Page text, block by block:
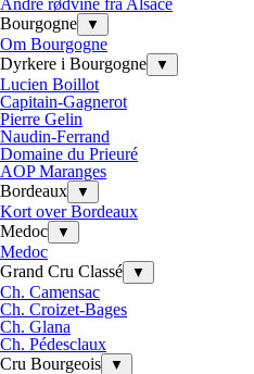
Andre rødvine fra Alsace
Bourgogne
▼
Om Bourgogne
Dyrkere i Bourgogne
▼
Lucien Boillot
Capitain-Gagnerot
Pierre Gelin
Naudin-Ferrand
Domaine du Prieuré
AOP Maranges
Bordeaux
▼
Kort over Bordeaux
Medoc
▼
Medoc
Grand Cru Classé
▼
Ch. Camensac
Ch. Croizet-Bages
Ch. Glana
Ch. Pédesclaux
Cru Bourgeois
▼